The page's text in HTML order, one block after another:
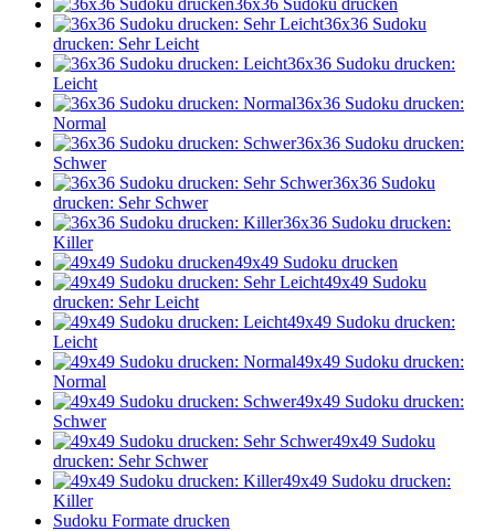
36x36 Sudoku
drucken: Sehr Leicht
36x36 Sudoku drucken:
Leicht
36x36 Sudoku drucken:
Normal
36x36 Sudoku drucken:
Schwer
36x36 Sudoku
drucken: Sehr Schwer
36x36 Sudoku drucken:
Killer
49x49 Sudoku drucken
49x49 Sudoku
drucken: Sehr Leicht
49x49 Sudoku drucken:
Leicht
49x49 Sudoku drucken:
Normal
49x49 Sudoku drucken:
Schwer
49x49 Sudoku
drucken: Sehr Schwer
49x49 Sudoku drucken:
Killer
Sudoku Formate drucken